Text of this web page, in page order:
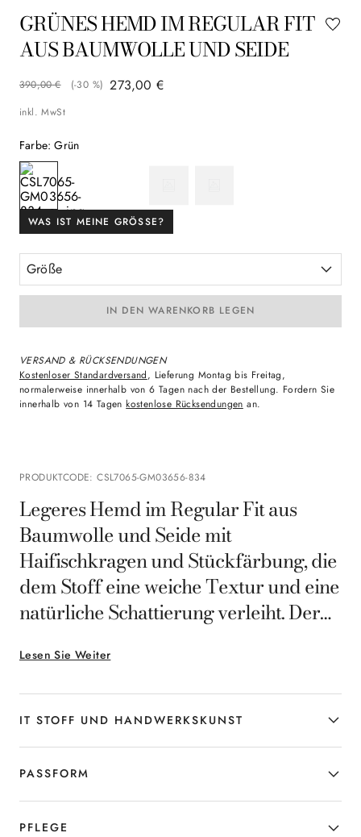
GRÜNES HEMD IM REGULAR FIT
AUS BAUMWOLLE UND SEIDE
390,00 € (-30 %) 273,00 €
inkl. MwSt
Farbe:Grün
WAS IST MEINE GRÖSSE?
Größe
IN DEN WARENKORB LEGEN
VERSAND & RÜCKSENDUNGEN
Kostenloser Standardversand, Lieferung Montag bis Freitag,
normalerweise innerhalb von 6 Tagen nach der Bestellung. Fordern Sie
innerhalb von 14 Tagenkostenlose Rücksendungen an.
PRODUKTCODE:CSL7065-GM03656-834
Lesen Sie Weiter
Legeres Hemd im Regular Fit aus
Baumwolle und Seide mit
Haifischkragen und Stückfärbung, die
dem Stoff eine weiche Textur und eine
natürliche Schattierung verleiht. Der
und Atmungsaktivität und macht das
Modell ideal für den Mann, der zu
jedem Anlass lässige Eleganz sucht.
IT STOFF UND HANDWERKSKUNST
PASSFORM
PFLEGE